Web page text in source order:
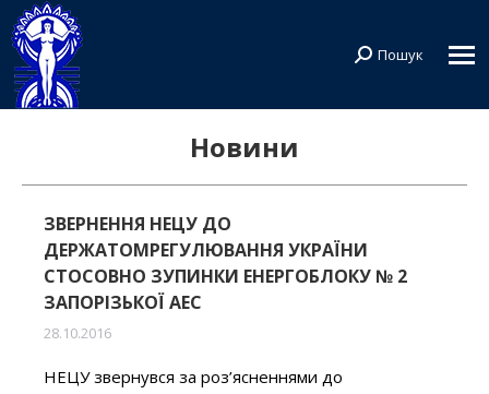
Search:
Пошук
Новини
ЗВЕРНЕННЯ НЕЦУ ДО
ДЕРЖАТОМРЕГУЛЮВАННЯ УКРАЇНИ
СТОСОВНО ЗУПИНКИ ЕНЕРГОБЛОКУ № 2
ЗАПОРІЗЬКОЇ АЕС
28.10.2016
НЕЦУ звернувся за роз’ясненнями до